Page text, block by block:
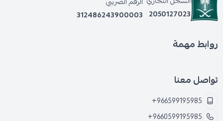
2050127023
312486243900003
روابط مهمة
تواصل معنا
+966599195985
+9660599195985